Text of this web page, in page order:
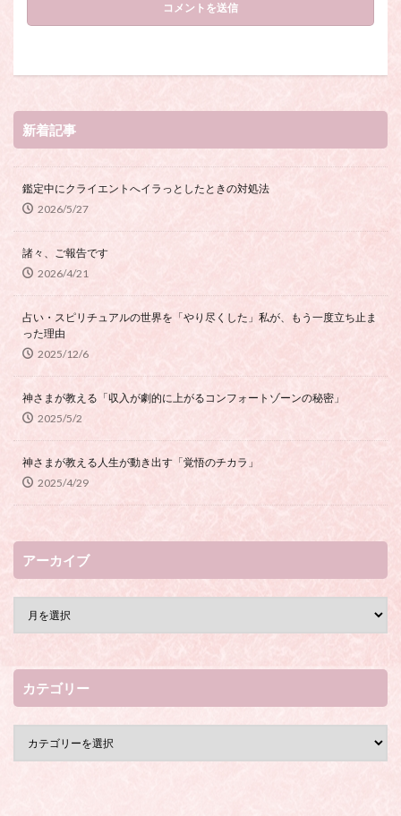
新着記事
鑑定中にクライエントへイラっとしたときの対処法
2026/5/27
諸々、ご報告です
2026/4/21
占い・スピリチュアルの世界を「やり尽くした」私が、もう一度立ち止ま
った理由
2025/12/6
神さまが教える「収入が劇的に上がるコンフォートゾーンの秘密」
2025/5/2
神さまが教える人生が動き出す「覚悟のチカラ」
2025/4/29
アーカイブ
カテゴリー